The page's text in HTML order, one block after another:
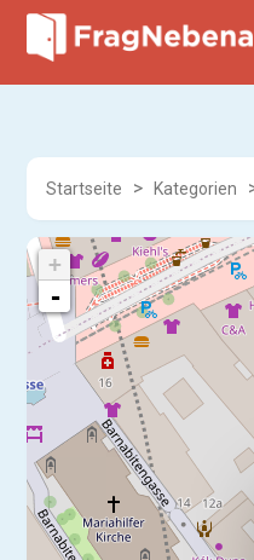
Startseite Kategorien
+
-